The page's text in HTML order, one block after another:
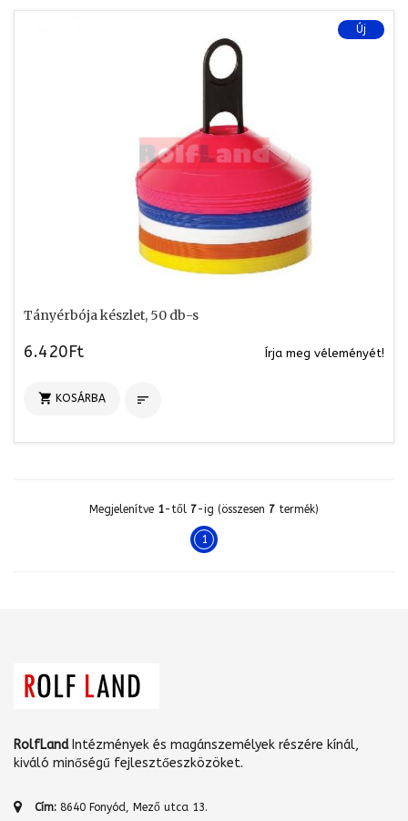
Új
Tányérbója készlet, 50 db-s
6.420Ft Írja meg véleményét!
 KOSÁRBA 
Megjelenítve 1-től 7-ig (összesen 7 termék)
1
RolfLandIntézmények és magánszemélyek részére kínál,
kiváló minőségű fejlesztőeszközöket.
Cím: 8640 Fonyód, Mező utca 13.